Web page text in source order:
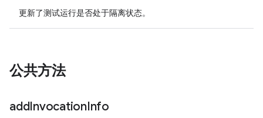
更新了测试运行是否处于隔离状态。
公共方法
addInvocationInfo